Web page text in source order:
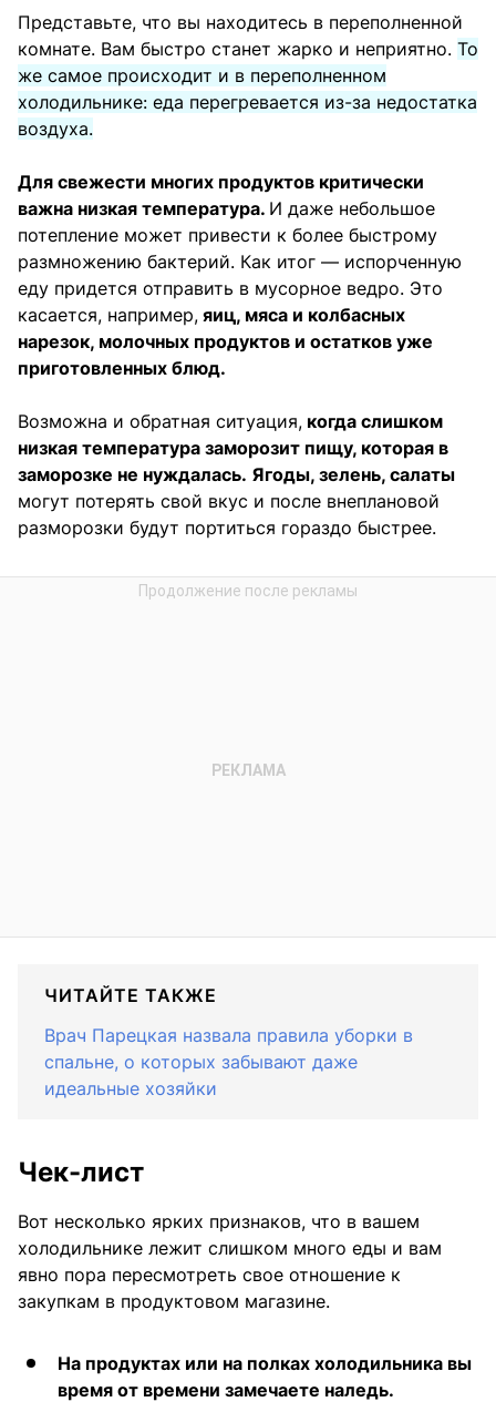
Представьте, что вы находитесь в переполненной
комнате. Вам быстро станет жарко и неприятно. То
же самое происходит и в переполненном
холодильнике: еда перегревается из-за недостатка
воздуха.
Для свежести многих продуктов критически
важна низкая температура. И даже небольшое
потепление может привести к более быстрому
размножению бактерий. Как итог — испорченную
еду придется отправить в мусорное ведро. Это
касается, например, яиц, мяса и колбасных
нарезок, молочных продуктов и остатков уже
приготовленных блюд.
Возможна и обратная ситуация, когда слишком
низкая температура заморозит пищу, которая в
заморозке не нуждалась. Ягоды, зелень, салаты
могут потерять свой вкус и после внеплановой
разморозки будут портиться гораздо быстрее.
ЧИТАЙТЕ ТАКЖЕ
Врач Парецкая назвала правила уборки в
спальне, о которых забывают даже
идеальные хозяйки
Чек-лист
Вот несколько ярких признаков, что в вашем
холодильнике лежит слишком много еды и вам
явно пора пересмотреть свое отношение к
закупкам в продуктовом магазине.
На продуктах или на полках холодильника вы
время от времени замечаете наледь.